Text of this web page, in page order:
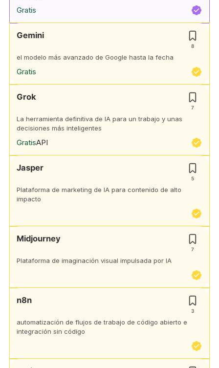
Gratis
Gemini
8
el modelo más avanzado de Google hasta la fecha
Gratis
Grok
7
La herramienta definitiva de IA para un trabajo y unas
decisiones más inteligentes
GratisAPI
Jasper
5
Plataforma de marketing de IA para contenido de alto
impacto
Midjourney
7
Plataforma de imaginación visual impulsada por IA
n8n
3
automatización de flujos de trabajo de código abierto e
integración sin código